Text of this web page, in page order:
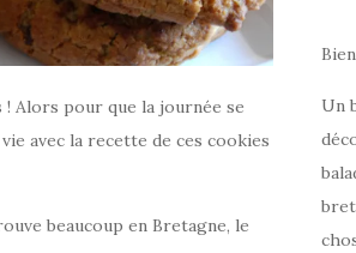
Alors pour que la journée se
avec la recette de ces cookies
beaucoup en Bretagne, le
Un